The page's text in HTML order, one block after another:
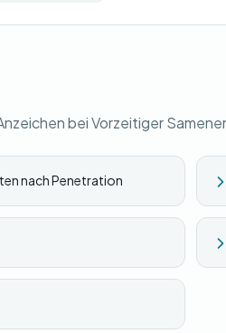
bei Vorzeitiger
nach Penetration